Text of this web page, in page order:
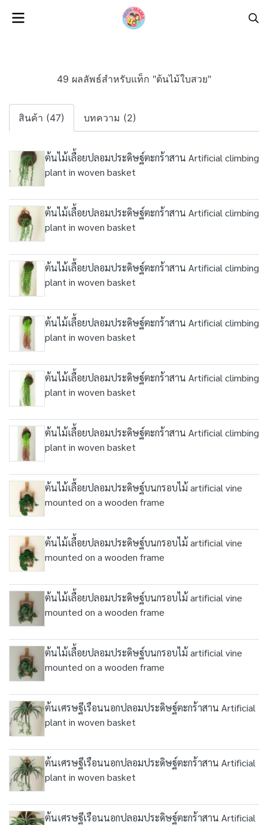
49 ผลลัพธ์สำหรับแท็ก "ต้นไม้ใบสวย"
สินค้า (47) บทความ (2)
ต้นไม้เลื้อยปลอมประดิษฐ์ตะกร้าสาน Artificial climbing
plant in woven basket
ต้นไม้เลื้อยปลอมประดิษฐ์ตะกร้าสาน Artificial climbing
plant in woven basket
ต้นไม้เลื้อยปลอมประดิษฐ์ตะกร้าสาน Artificial climbing
plant in woven basket
ต้นไม้เลื้อยปลอมประดิษฐ์ตะกร้าสาน Artificial climbing
plant in woven basket
ต้นไม้เลื้อยปลอมประดิษฐ์ตะกร้าสาน Artificial climbing
plant in woven basket
ต้นไม้เลื้อยปลอมประดิษฐ์ตะกร้าสาน Artificial climbing
plant in woven basket
ต้นไม้เลื้อยปลอมประดิษฐ์บนกรอบไม้ artificial vine
mounted on a wooden frame
ต้นไม้เลื้อยปลอมประดิษฐ์บนกรอบไม้ artificial vine
mounted on a wooden frame
ต้นไม้เลื้อยปลอมประดิษฐ์บนกรอบไม้ artificial vine
mounted on a wooden frame
ต้นไม้เลื้อยปลอมประดิษฐ์บนกรอบไม้ artificial vine
mounted on a wooden frame
ต้นเศรษฐีเรือนนอกปลอมประดิษฐ์ตะกร้าสาน Artificial
plant in woven basket
ต้นเศรษฐีเรือนนอกปลอมประดิษฐ์ตะกร้าสาน Artificial
plant in woven basket
ต้นเศรษฐีเรือนนอกปลอมประดิษฐ์ตะกร้าสาน Artificial